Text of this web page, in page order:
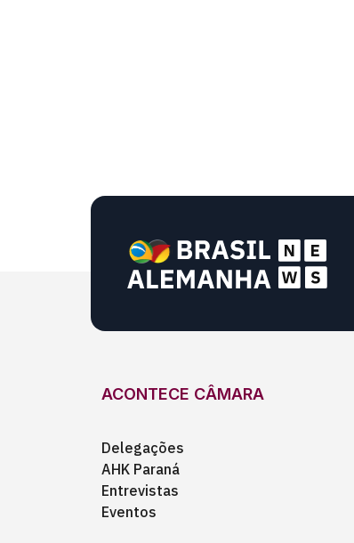
ACONTECE CÂMARA
Delegações
AHK Paraná
Entrevistas
Eventos